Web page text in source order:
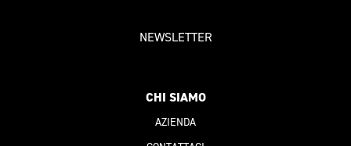
NEWSLETTER
CHI SIAMO
AZIENDA